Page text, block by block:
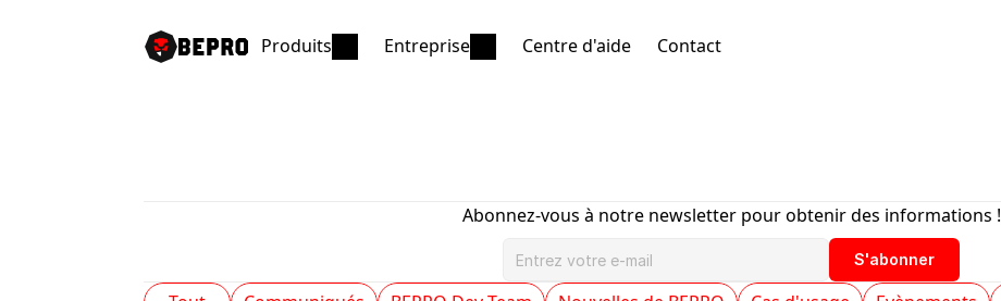
Produits Entreprise Centre d'aide Contact
Abonnez-vous à notre newsletter pour obtenir des informations !
S'abonner